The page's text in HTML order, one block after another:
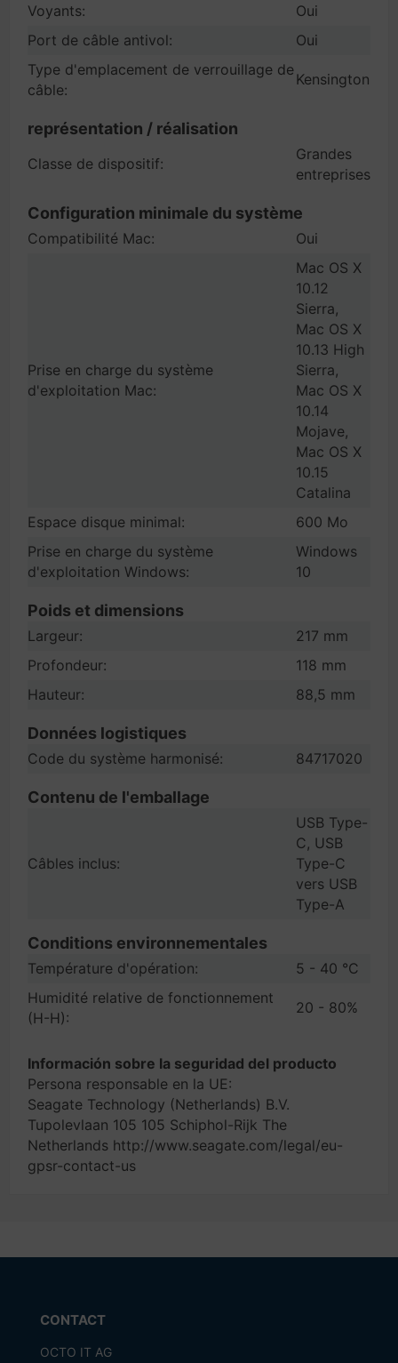
Voyants:
Oui
Port de câble antivol:
Oui
Type d'emplacement de verrouillage de
câble:
Kensington
représentation / réalisation
Classe de dispositif:
Grandes
entreprises
Configuration minimale du système
Compatibilité Mac: Oui
Prise en charge du système
d'exploitation Mac:
Mac OS X
10.12
Sierra,
Mac OS X
10.13 High
Sierra,
Mac OS X
10.14
Mojave,
Mac OS X
10.15
Catalina
Espace disque minimal:
600 Mo
Prise en charge du système
d'exploitation Windows:
Windows
10
Poids et dimensions
Largeur:
217 mm
Profondeur:
118 mm
Hauteur:
88,5 mm
Données logistiques
Code du système harmonisé: 84717020
Contenu de l'emballage
Câbles inclus:
USB Type-
C, USB
Type-C
vers USB
Type-A
Conditions environnementales
Température d'opération:
5 - 40 °C
Humidité relative de fonctionnement
(H-H):
20 - 80%
Información sobre la seguridad del producto
Persona responsable en la UE:
Seagate Technology (Netherlands) B.V.
Tupolevlaan 105 105 Schiphol-Rijk The
Netherlands http://www.seagate.com/legal/eu-
gpsr-contact-us
CONTACT
OCTO IT AG